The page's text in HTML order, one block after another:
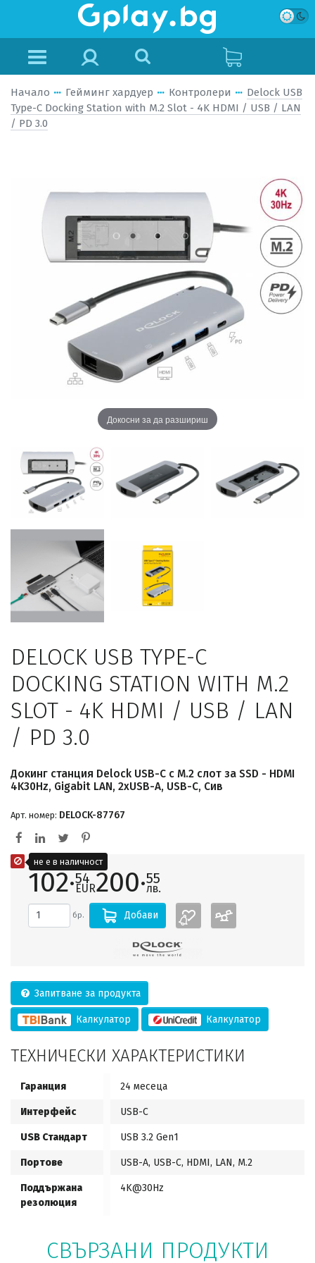
Начало Гейминг хардуер Контролери
Delock USB
Type-C Docking Station with M.2 Slot - 4K HDMI / USB / LAN
/ PD 3.0
Докосни за да разшириш
DELOCK USB TYPE-C
DOCKING STATION WITH M.2
SLOT - 4K HDMI / USB / LAN
/ PD 3.0
Докинг станция Delock USB-C с M.2 слот за SSD - HDMI
4K30Hz, Gigabit LAN, 2xUSB-A, USB-C, Сив
Арт. номер: DELOCK-87767
102·54
EUR200·55
лв.
бр. Добави
Запитване за продукта
Калкулатор Калкулатор
ТЕХНИЧЕСКИ ХАРАКТЕРИСТИКИ
Гаранция 24 месеца
Интерфейс USB-C
USB Стандарт USB 3.2 Gen1
Портове USB-A, USB-C, HDMI, LAN, M.2
Поддържана
резолюция
4K@30Hz
СВЪРЗАНИ ПРОДУКТИ
не е в наличност